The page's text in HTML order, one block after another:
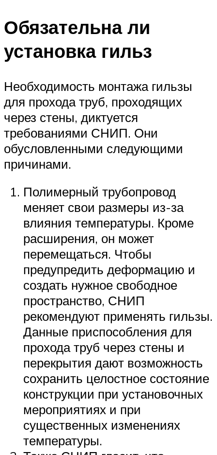
Обязательна ли
установка гильз
Необходимость монтажа гильзы
для прохода труб, проходящих
через стены, диктуется
требованиями СНИП. Они
обусловленными следующими
причинами.
Полимерный трубопровод
меняет свои размеры из-за
влияния температуры. Кроме
расширения, он может
перемещаться. Чтобы
предупредить деформацию и
создать нужное свободное
пространство, СНИП
рекомендуют применять гильзы.
Данные приспособления для
прохода труб через стены и
перекрытия дают возможность
сохранить целостное состояние
конструкции при установочных
мероприятиях и при
существенных изменениях
температуры.